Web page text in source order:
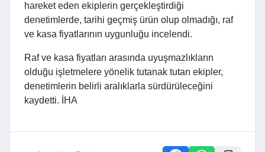
hareket eden ekiplerin gerçekleştirdiği
denetimlerde, tarihi geçmiş ürün olup olmadığı, raf
ve kasa fiyatlarının uygunluğu incelendi.
Raf ve kasa fiyatları arasında uyuşmazlıkların
olduğu işletmelere yönelik tutanak tutan ekipler,
denetimlerin belirli aralıklarla sürdürüleceğini
kaydetti. İHA